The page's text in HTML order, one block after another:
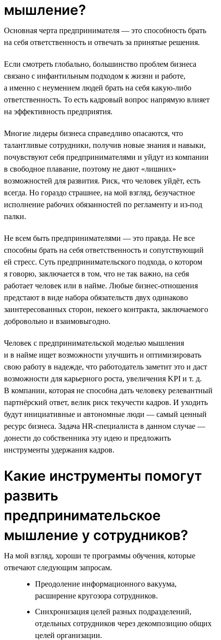
мышление?
Основная черта предпринимателя — это способность брать
на себя ответственность и отвечать за принятые решения.
Если смотреть глобально, большинство проблем бизнеса
связано с инфантильным подходом к жизни и работе,
а именно с неумением людей брать на себя какую-либо
ответственность. То есть кадровый вопрос напрямую влияет
на эффективность предприятия.
Многие лидеры бизнеса справедливо опасаются, что
талантливые сотрудники, получив новые знания и навыки,
почувствуют себя предпринимателями и уйдут из компании
в свободное плавание, поэтому не дают «лишних»
возможностей для развития. Риск, что человек уйдёт, есть
всегда. Но гораздо страшнее, на мой взгляд, безучастное
исполнение рабочих обязанностей по регламенту и из-под
палки.
Не всем быть предпринимателями — это правда. Не все
способны брать на себя ответственность и сопутствующий
ей стресс. Суть предпринимательского подхода, о котором
я говорю, заключается в том, что не так важно, на себя
работает человек или в найме. Любые бизнес-отношения
предстают в виде набора обязательств двух одинаково
заинтересованных сторон, некоего контракта, заключаемого
добровольно и взаимовыгодно.
Человек с предпринимательской моделью мышления
и в найме ищет возможности улучшить и оптимизировать
свою работу в надежде, что работодатель заметит это и даст
возможности для карьерного роста, увеличения KPI и т. д.
В компании, которая не способна дать человеку релевантный
партнёрский ответ, велик риск текучести кадров. И уходить
будут инициативные и автономные люди — самый ценный
ресурс бизнеса. Задача HR-специалиста в данном случае —
донести до собственника эту идею и предложить
инструменты удержания кадров.
Какие инструменты помогут
развить
предпринимательское
мышление у сотрудников?
На мой взгляд, хороши те программы обучения, которые
отвечают следующим запросам.
Преодоление информационного вакуума,
расширение кругозора сотрудников.
Синхронизация целей разных подразделений,
отдельных сотрудников через декомпозицию общих
целей организации.